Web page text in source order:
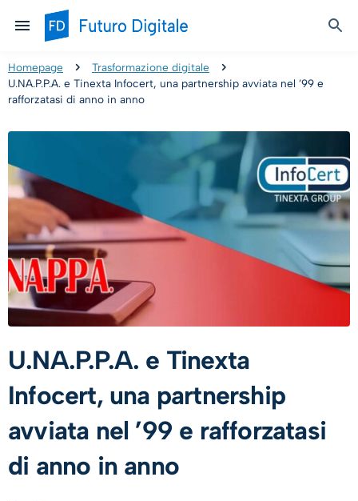
Homepage
Trasformazione digitale
U.NA.P.P.A. e Tinexta Infocert, una partnership avviata nel ’99 e
rafforzatasi di anno in anno
U.NA.P.P.A. e Tinexta
Infocert, una partnership
avviata nel ’99 e rafforzatasi
di anno in anno